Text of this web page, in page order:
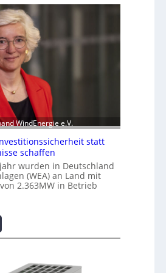
c
n
g
WindEnergie e.V.
statt
schaffen
wurden in Deutschland
(WEA) an Land mit
2.363MW in Betrieb